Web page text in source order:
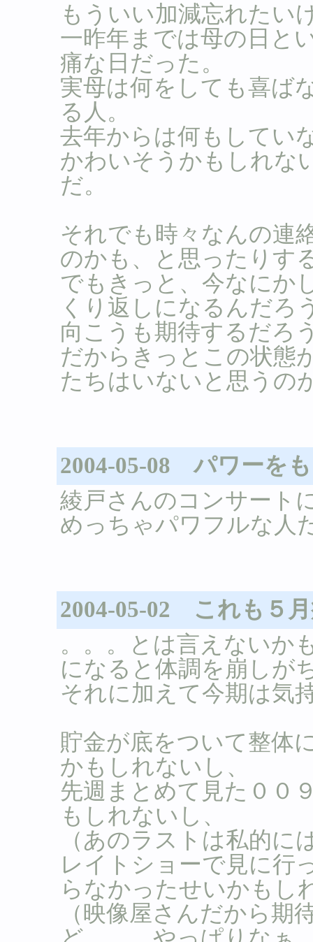
もういい加減忘れたい
一昨年までは母の日と
痛な日だった。
実母は何をしても喜ば
る人。
去年からは何もしてい
かわいそうかもしれな
だ。
それでも時々なんの連
のかも、と思ったりす
でもきっと、今なにか
くり返しになるんだろ
向こうも期待するだろ
だからきっとこの状態
たちはいないと思うの
2004-05-08 パワーを
綾戸さんのコンサート
めっちゃパワフルな人
2004-05-02 これも５
。。。とは言えないか
になると体調を崩しが
それに加えて今期は気
貯金が底をついて整体
かもしれないし、
先週まとめて見た００
もしれないし、
（あのラストは私的に
レイトショーで見に行
らなかったせいかもし
（映像屋さんだから期